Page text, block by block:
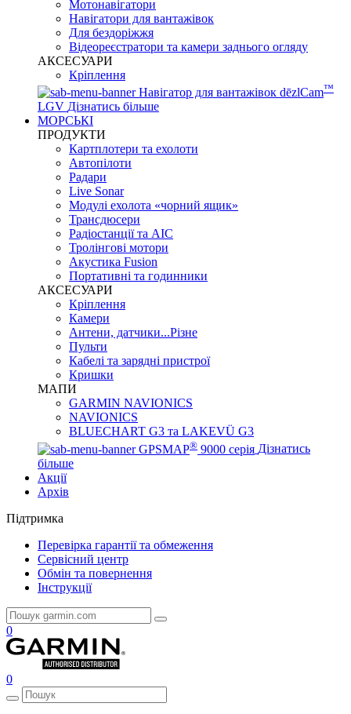
Мотонавігатори
Навігатори для вантажівок
Для бездоріжжя
Відеореєстратори та камери заднього огляду
АКСЕСУАРИ
Кріплення
Навігатор для вантажівок dēzlCam™
LGV Дізнатись більше
МОРСЬКІ
ПРОДУКТИ
Картплотери та ехолоти
Автопілоти
Радари
Live Sonar
Модулі ехолота «чорний ящик»
Трансдюсери
Радіостанції та АІС
Тролінгові мотори
Акустика Fusion
Портативні та годинники
АКСЕСУАРИ
Кріплення
Камери
Антени, датчики...Різне
Пульти
Кабелі та зарядні пристрої
Кришки
МАПИ
GARMIN NAVIONICS
NAVIONICS
BLUECHART G3 та LAKEVÜ G3
GPSMAP® 9000 серія Дізнатись
більше
Акції
Архів
Підтримка
Перевірка гарантії та обмеження
Сервісний центр
Обмін та повернення
Інструкції
0
0